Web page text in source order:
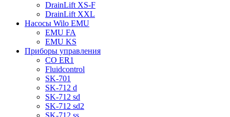
DrainLift XS-F
DrainLift XXL
Насосы Wilo EMU
EMU FA
EMU KS
Приборы управления
CO ER1
Fluidcontrol
SK-701
SK-712 d
SK-712 sd
SK-712 sd2
SK-712 ss